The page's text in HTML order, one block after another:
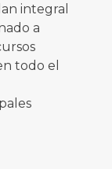
integral
a
todo el